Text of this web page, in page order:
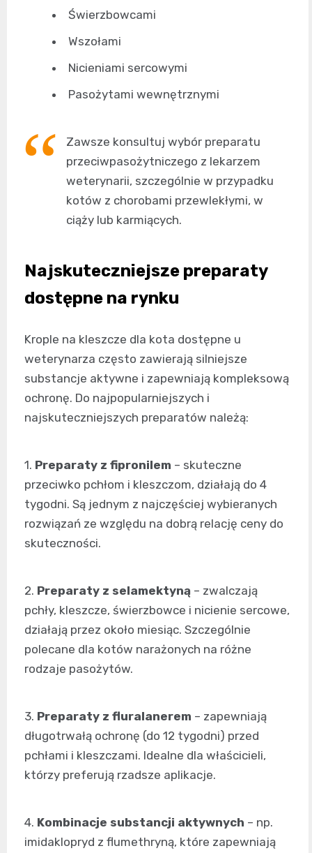
Świerzbowcami
Wszołami
Nicieniami sercowymi
Pasożytami wewnętrznymi
Zawsze konsultuj wybór preparatu
przeciwpasożytniczego z lekarzem
weterynarii, szczególnie w przypadku
kotów z chorobami przewlekłymi, w
ciąży lub karmiących.
Najskuteczniejsze preparaty
dostępne na rynku
Krople na kleszcze dla kota dostępne u
weterynarza często zawierają silniejsze
substancje aktywne i zapewniają kompleksową
ochronę. Do najpopularniejszych i
najskuteczniejszych preparatów należą:
1. Preparaty z fipronilem – skuteczne
przeciwko pchłom i kleszczom, działają do 4
tygodni. Są jednym z najczęściej wybieranych
rozwiązań ze względu na dobrą relację ceny do
skuteczności.
2. Preparaty z selamektyną – zwalczają
pchły, kleszcze, świerzbowce i nicienie sercowe,
działają przez około miesiąc. Szczególnie
polecane dla kotów narażonych na różne
rodzaje pasożytów.
3. Preparaty z fluralanerem – zapewniają
długotrwałą ochronę (do 12 tygodni) przed
pchłami i kleszczami. Idealne dla właścicieli,
którzy preferują rzadsze aplikacje.
4. Kombinacje substancji aktywnych – np.
imidaklopryd z flumethryną, które zapewniają